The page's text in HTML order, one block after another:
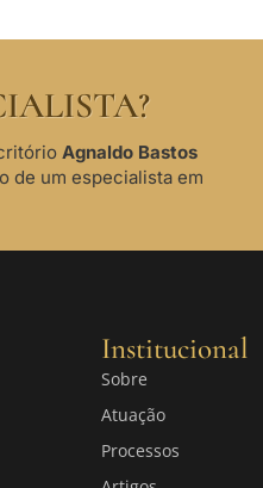
Agnaldo Bastos
de um especialista em
Institucional
Sobre
Atuação
Processos